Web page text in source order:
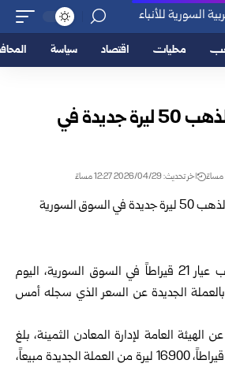
محليات اقتصاد سياسة
انخفاض أسعار الذهب 50 ليرة جديدة في
اخر تحديث: 2026/04/29 12:27 مساءً
انخفض سعر غرام الذهب عيار 21 قيراطاً في السوق السورية، اليوم
بمقدار 50 ليرة بالعملة الجديدة عن السعر الذي سجله أمس
العامة لإدارة المعادن الثمينة، بلغ
سعر غرام الذهب عيار 21 قيراطاً، 16900 ليرة من العملة الجديدة مبيعاً،